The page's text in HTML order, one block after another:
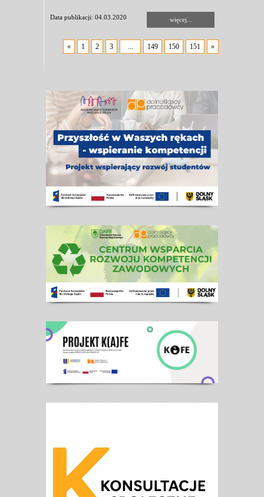
Data publikacji: 04.03.2020 więcej...
« 1 2 3 ... 149 150 151 »